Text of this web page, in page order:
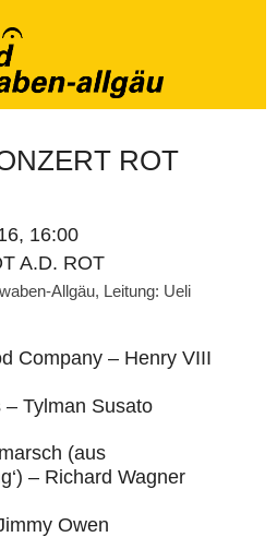
ROT
16:00
A.D. ROT
Allgäu, Leitung: Ueli
Company – Henry VIII
Tylman Susato
(aus
– Richard Wagner
Owen